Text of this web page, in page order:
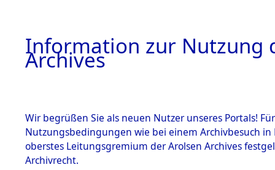
Information zur Nutzung
Archives
Wir begrüßen Sie als neuen Nutzer unseres Portals!
Nutzungsbedingungen wie bei einem Archivbesuch
oberstes Leitungsgremium der Arolsen Archives
Archivrecht.